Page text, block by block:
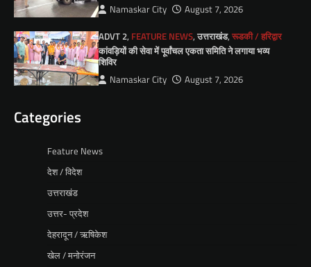
Namaskar City August 7, 2026
ADVT 2, FEATURE NEWS,उत्तराखंड,रूडकी / हरिद्वार
कांवड़ियों की सेवा में पूर्वांचल एकता समिति ने लगाया भव्य
शिविर
Namaskar City August 7, 2026
Categories
Feature News
देश / विदेश
उत्तराखंड
उत्तर- प्रदेश
देहरादून / ऋषिकेश
खेल / मनोरंजन